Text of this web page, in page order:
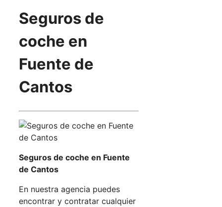
Seguros de
coche en
Fuente de
Cantos
Seguros de coche en Fuente
de Cantos
En nuestra agencia puedes
encontrar y contratar cualquier